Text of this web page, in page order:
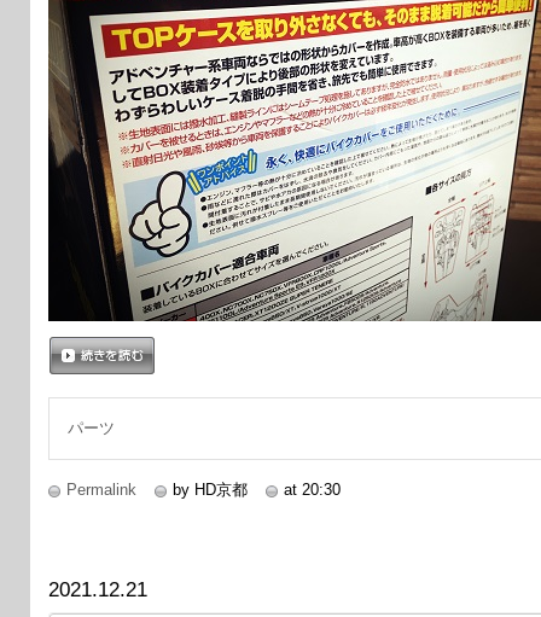
パーツ
Permalink by HD京都 at 20:30
2021.12.21